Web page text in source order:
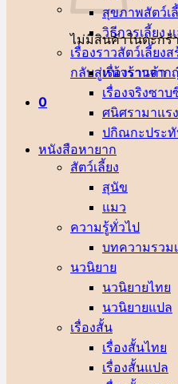
ไม่มีสินค้าในตะกร้
กลับสู่หน้าร้านค้า
0
สุขภาพสัตว์เ
วิธีการเลี้ยง
เรื่องราวสัตว์เลี้ยง
เรื่องราวจา
เรื่องจริงซาบ
ศนิศรา
ปกิณกะประทั
หนังสือหายาก
สัตว์เลี้ยง
สุนัข
แมว
ความรู้ทั่วไป
บทความรวม
นวนิยาย
นวนิยายไทย
นวนิยายแปล
เรื่องสั้น
เรื่องสั้นไทย
เรื่องสั้นแปล